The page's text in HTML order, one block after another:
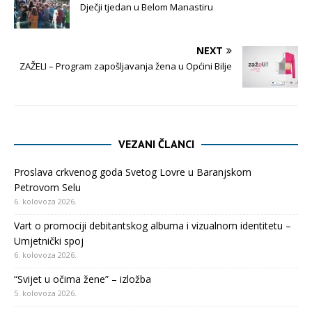
Dječji tjedan u Belom Manastiru
NEXT
ZAŽELI – Program zapošljavanja žena u Općini Bilje
VEZANI ČLANCI
Proslava crkvenog goda Svetog Lovre u Baranjskom
Petrovom Selu
6. kolovoza 2026.
Vart o promociji debitantskog albuma i vizualnom identitetu –
Umjetnički spoj
6. kolovoza 2026.
“Svijet u očima žene” – izložba
5. kolovoza 2026.